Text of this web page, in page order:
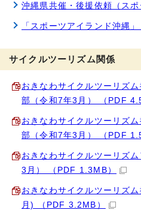
沖縄県共催・後援依頼（スポ
「スポーツアイランド沖縄
サイクルツーリズム関係
おきなわサイクルツーリズ
部（令和7年3月） （PDF
おきなわサイクルツーリズ
部（令和7年3月） （PDF
おきなわサイクルツーリズ
3月） （PDF 1.3MB）
おきなわサイクルツーリズ
月) （PDF 3.2MB）